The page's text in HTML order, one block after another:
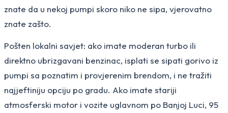
znate da u nekoj pumpi skoro niko ne sipa, vjerovatno
znate zašto.
Pošten lokalni savjet: ako imate moderan turbo ili
direktno ubrizgavani benzinac, isplati se sipati gorivo iz
pumpi sa poznatim i provjerenim brendom, i ne tražiti
najjeftiniju opciju po gradu. Ako imate stariji
atmosferski motor i vozite uglavnom po Banjoj Luci, 95